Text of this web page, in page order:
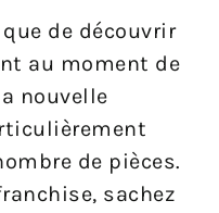
de découvrir
au moment de
nouvelle
de pièces.
sachez